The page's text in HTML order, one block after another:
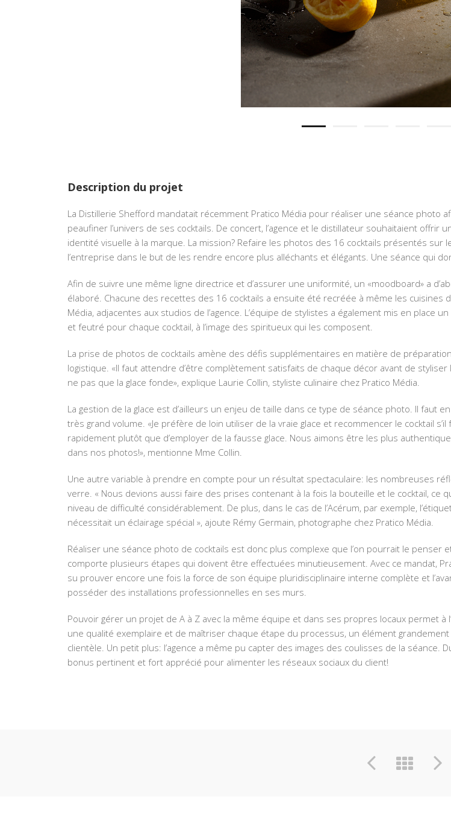
Description du projet
La Distillerie Shefford mandatait récemment Pratico Média pour réaliser une séance photo
peaufiner l’univers de ses cocktails. De concert, l’agence et le distillateur souhaitaient offrir
identité visuelle à la marque. La mission? Refaire les photos des 16 cocktails présentés sur
l’entreprise dans le but de les rendre encore plus alléchants et élégants. Une séance qui
Afin de suivre une même ligne directrice et d’assurer une uniformité, un «moodboard» a
élaboré. Chacune des recettes des 16 cocktails a ensuite été recréée à même les cuisines
Média, adjacentes aux studios de l’agence. L’équipe de stylistes a également mis en place
et feutré pour chaque cocktail, à l’image des spiritueux qui les composent.
La prise de photos de cocktails amène des défis supplémentaires en matière de
logistique. «Il faut attendre d’être complètement satisfaits de chaque décor avant de
ne pas que la glace fonde», explique Laurie Collin, styliste culinaire chez Pratico Média.
La gestion de la glace est d’ailleurs un enjeu de taille dans ce type de séance photo. Il faut
très grand volume. «Je préfère de loin utiliser de la vraie glace et recommencer le cocktail
rapidement plutôt que d’employer de la fausse glace. Nous aimons être les plus
dans nos photos!», mentionne Mme Collin.
Une autre variable à prendre en compte pour un résultat spectaculaire: les nombreuses
verre. « Nous devions aussi faire des prises contenant à la fois la bouteille et le cocktail, ce
niveau de difficulté considérablement. De plus, dans le cas de l’Acérum, par exemple,
nécessitait un éclairage spécial », ajoute Rémy Germain, photographe chez Pratico Média.
Réaliser une séance photo de cocktails est donc plus complexe que l’on pourrait le penser
comporte plusieurs étapes qui doivent être effectuées minutieusement. Avec ce mandat,
su prouver encore une fois la force de son équipe pluridisciplinaire interne complète et
posséder des installations professionnelles en ses murs.
Pouvoir gérer un projet de A à Z avec la même équipe et dans ses propres locaux permet à
une qualité exemplaire et de maîtriser chaque étape du processus, un élément
clientèle. Un petit plus: l’agence a même pu capter des images des coulisses de la séance.
bonus pertinent et fort apprécié pour alimenter les réseaux sociaux du client!